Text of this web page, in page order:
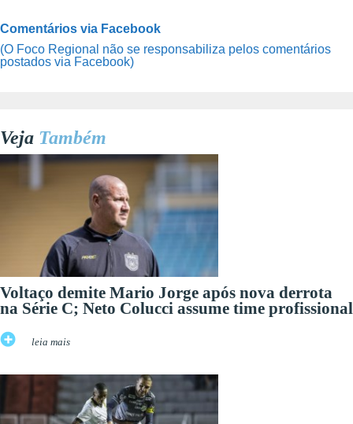
Comentários via Facebook
(O Foco Regional não se responsabiliza pelos comentários
postados via Facebook)
Veja Também
Voltaço demite Mario Jorge após nova derrota
na Série C; Neto Colucci assume time profissional
leia mais